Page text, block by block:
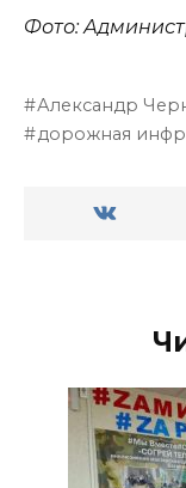
Фото:
Александр
дорожная